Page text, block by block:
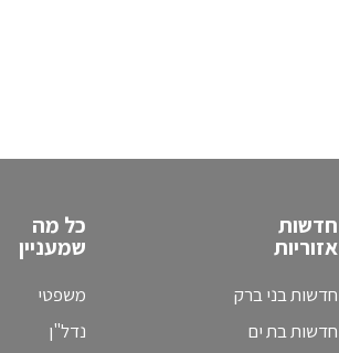
חדשות
אזוריות
חדשות בני ברק
חדשות בת ים
כל מה
שמעניין
משפטי
נדל"ן